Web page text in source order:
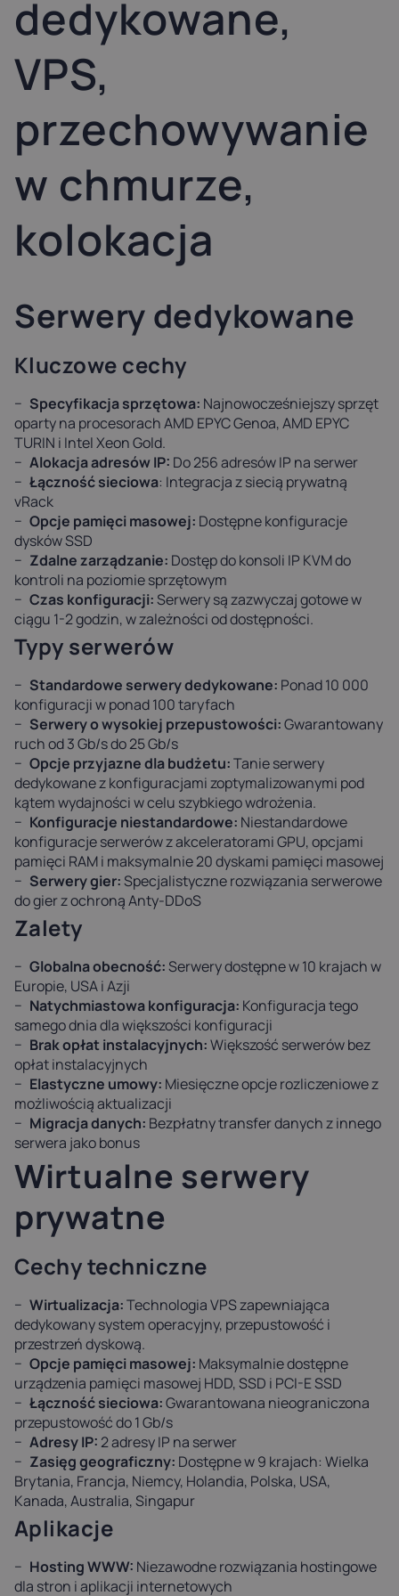
dedykowane,
VPS,
przechowywanie
w chmurze,
kolokacja
Serwery dedykowane
Kluczowe cechy
Specyfikacja sprzętowa: Najnowocześniejszy sprzęt
oparty na procesorach AMD EPYC Genoa, AMD EPYC
TURIN i Intel Xeon Gold.
Alokacja adresów IP: Do 256 adresów IP na serwer
Łączność sieciowa: Integracja z siecią prywatną
vRack
Opcje pamięci masowej: Dostępne konfiguracje
dysków SSD
Zdalne zarządzanie: Dostęp do konsoli IP KVM do
kontroli na poziomie sprzętowym
Czas konfiguracji:Serwery są zazwyczaj gotowe w
ciągu 1-2 godzin, w zależności od dostępności.
Typy serwerów
Standardowe serwery dedykowane: Ponad 10 000
konfiguracji w ponad 100 taryfach
Serwery o wysokiej przepustowości:Gwarantowany
ruch od 3 Gb/s do 25 Gb/s
Opcje przyjazne dla budżetu:Tanie serwery
dedykowane z konfiguracjami zoptymalizowanymi pod
kątem wydajności w celu szybkiego wdrożenia.
Konfiguracje niestandardowe: Niestandardowe
konfiguracje serwerów z akceleratorami GPU, opcjami
pamięci RAM i maksymalnie 20 dyskami pamięci masowej
Serwery gier:Specjalistyczne rozwiązania serwerowe
do gier z ochroną Anty-DDoS
Zalety
Globalna obecność:Serwery dostępne w 10 krajach w
Europie, USA i Azji
Natychmiastowa konfiguracja: Konfiguracja tego
samego dnia dla większości konfiguracji
Brak opłat instalacyjnych:Większość serwerów bez
opłat instalacyjnych
Elastyczne umowy: Miesięczne opcje rozliczeniowe z
możliwością aktualizacji
Migracja danych: Bezpłatny transfer danych z innego
serwera jako bonus
Wirtualne serwery
prywatne
Cechy techniczne
Wirtualizacja:Technologia VPS zapewniająca
dedykowany system operacyjny, przepustowość i
przestrzeń dyskową.
Opcje pamięci masowej: Maksymalnie dostępne
urządzenia pamięci masowej HDD, SSD i PCI-E SSD
Łączność sieciowa:Gwarantowana nieograniczona
przepustowość do 1 Gb/s
Adresy IP: 2 adresy IP na serwer
Zasięg geograficzny: Dostępne w 9 krajach: Wielka
Brytania, Francja, Niemcy, Holandia, Polska, USA,
Kanada, Australia, Singapur
Aplikacje
Hosting WWW: Niezawodne rozwiązania hostingowe
dla stron i aplikacji internetowych
Latvia
21%
Lithuania
21%
Netherlands
23%
Slovakia
20%
22%
USA
0%